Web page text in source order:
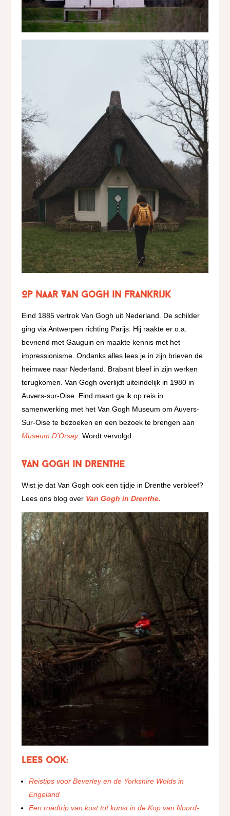
Op naar Van Gogh in Frankrijk
Eind 1885 vertrok Van Gogh uit Nederland. De schilder
ging via Antwerpen richting Parijs. Hij raakte er o.a.
bevriend met Gauguin en maakte kennis met het
impressionisme. Ondanks alles lees je in zijn brieven de
heimwee naar Nederland. Brabant bleef in zijn werken
terugkomen. Van Gogh overlijdt uiteindelijk in 1980 in
Auvers-sur-Oise. Eind maart ga ik op reis in
samenwerking met het Van Gogh Museum om Auvers-
Sur-Oise te bezoeken en een bezoek te brengen aan
Museum D’Orsay. Wordt vervolgd.
Van Gogh in Drenthe
Wist je dat Van Gogh ook een tijdje in Drenthe verbleef?
Lees ons blog over Van Gogh in Drenthe.
Lees ook:
Reistips voor Beverley en de Yorkshire Wolds in
Engeland
Een roadtrip van kust tot kunst in de Kop van Noord-